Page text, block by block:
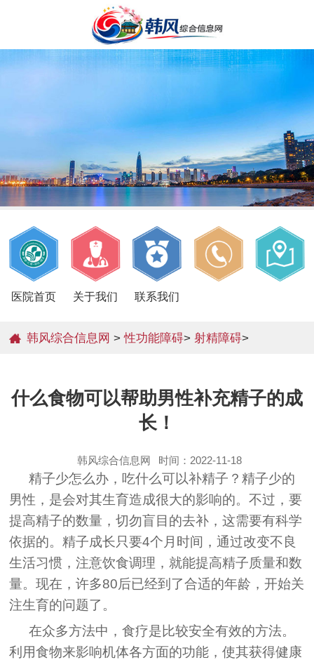
医院首页 关于我们 联系我们
韩风综合信息网 >性功能障碍>射精障碍>
什么食物可以帮助男性补充精子的成
长！
韩风综合信息网 时间：2022-11-18
精子少怎么办，吃什么可以补精子？精子少的
男性，是会对其生育造成很大的影响的。不过，要
提高精子的数量，切勿盲目的去补，这需要有科学
依据的。精子成长只要4个月时间，通过改变不良
生活习惯，注意饮食调理，就能提高精子质量和数
量。现在，许多80后已经到了合适的年龄，开始关
注生育的问题了。
在众多方法中，食疗是比较安全有效的方法。
利用食物来影响机体各方面的功能，使其获得健康